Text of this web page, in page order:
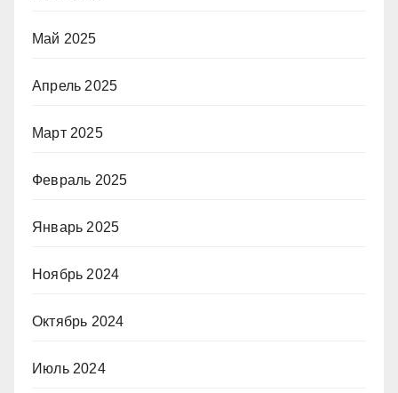
Май 2025
Апрель 2025
Март 2025
Февраль 2025
Январь 2025
Ноябрь 2024
Октябрь 2024
Июль 2024